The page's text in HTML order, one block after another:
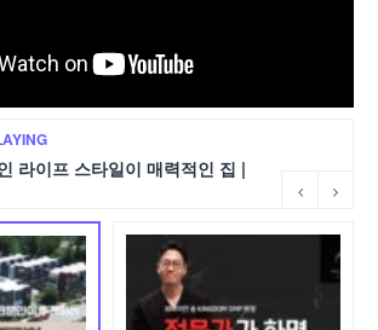
라이프 스타일이 매력적인 집 |